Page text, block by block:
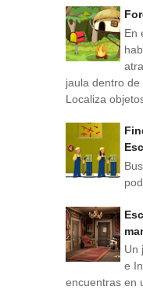
En
jaula dentro de
Localiza
Un
e
encuentras en